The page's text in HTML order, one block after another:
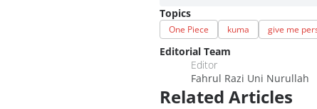
Topics
One Piece kuma give me
Editorial Team
Editor
Fahrul Razi Uni Nurullah
Related Articles